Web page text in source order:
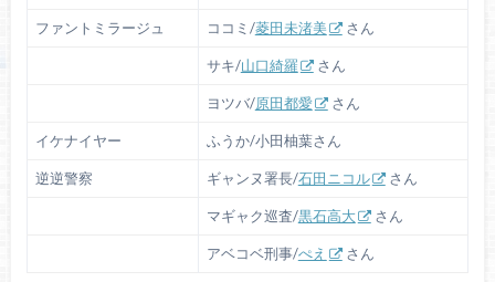
ファントミラージュ ココミ/菱田未渚美 さん
サキ/山口綺羅 さん
ヨツバ/原田都愛 さん
イケナイヤー ふうか/小田柚葉さん
逆逆警察 ギャンヌ署長/石田ニコル さん
マギャク巡査/黒石高大 さん
アベコベ刑事/ぺえ さん